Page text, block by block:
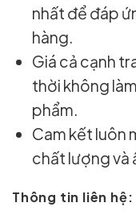
nhất để đáp
hàng.
Giá cả cạnh
thời không
phẩm.
Cam kết luôn
chất lượng và
Thông tin liên hệ: